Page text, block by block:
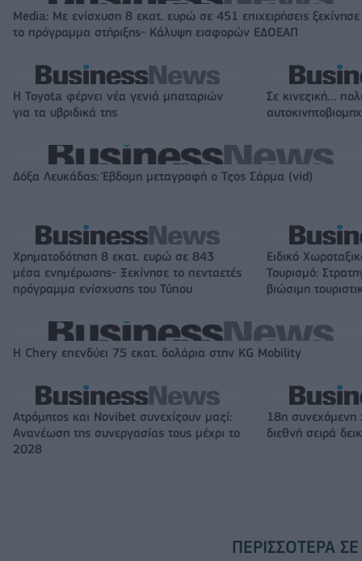
Media: Με ενίσχυση 8 εκατ. ευρώ σε 451 επιχειρήσεις ξεκίνησε
το πρόγραμμα στήριξης- Κάλυψη εισφορών ΕΔΟΕΑΠ
Η Toyota φέρνει νέα γενιά μπαταριών
για τα υβριδικά της
Σε κινεζική…
Δόξα Λευκάδας: Έβδομη μεταγραφή ο Τζος Σάρμα (vid)
Χρηματοδότηση 8 εκατ. ευρώ σε 843
μέσα ενημέρωσης- Ξεκίνησε το πενταετές
πρόγραμμα ενίσχυσης του Τύπου
Ειδικό
Τουρισμό:
βιώσιμη
Η Chery επενδύει 75 εκατ. δολάρια στην KG Mobility
Ατρόμητος και Novibet συνεχίζουν μαζί:
Ανανέωση της συνεργασίας τους μέχρι το
2028
18η συνεχόμενη
διεθνή σειρά
ΠΕΡΙΣΣΌΤΕΡΑ